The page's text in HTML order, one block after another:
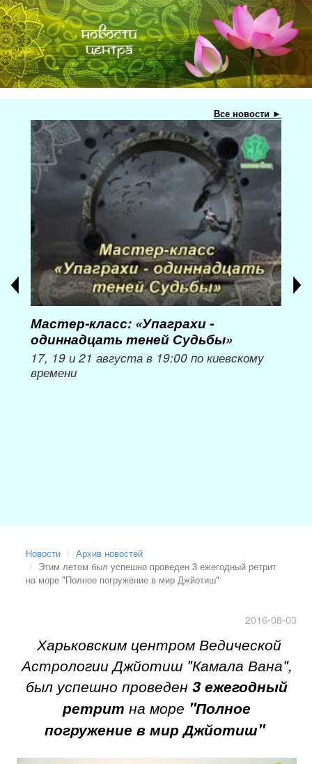
Все новости ►
Мастер-класс: «Упаграхи -
одиннадцать теней Судьбы»
17, 19 и 21 августа в 19:00 по киевскому
времени
Новости
Архив новостей
Этим летом был успешно проведен 3 ежегодный ретрит
на море "Полное погружение в мир Джйотиш"
2016-08-03
Харьковским центром Ведической
Астрологии Джйотиш "Камала Вана",
был успешно проведен 3 ежегодный
ретрит на море "Полное
погружение в мир Джйотиш"